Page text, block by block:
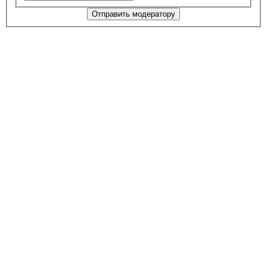
Отправить модератору